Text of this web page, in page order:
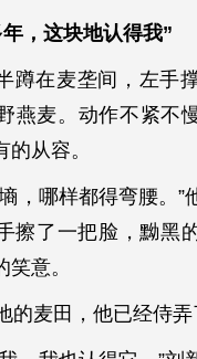
，这块地认得我”
蹲在麦垄间，左手
燕麦。动作不紧
从容。
，哪样都得弯腰。”
擦了一把脸，黝黑
意。
的麦田，他已经侍弄